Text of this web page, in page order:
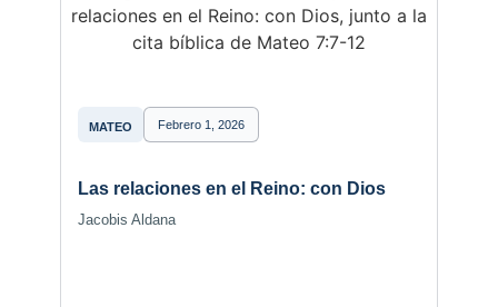
MATEO Febrero 1, 2026
Las relaciones en el Reino: con Dios
Jacobis Aldana